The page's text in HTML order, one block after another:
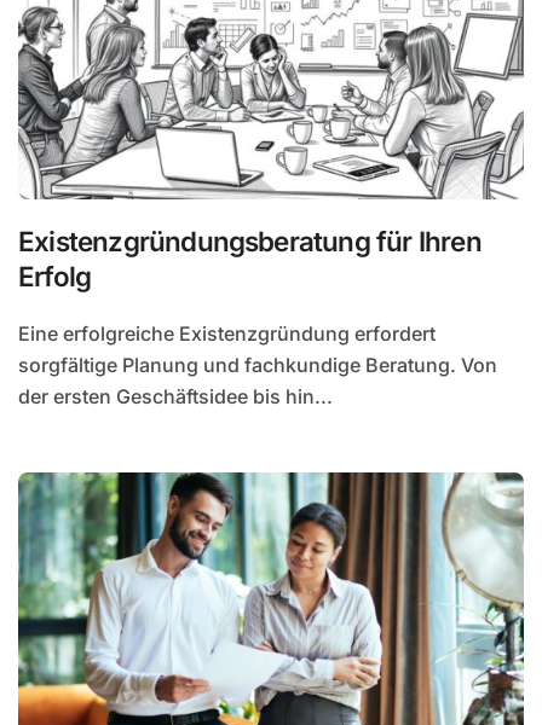
Existenzgründungsberatung für Ihren
Erfolg
Eine erfolgreiche Existenzgründung erfordert
sorgfältige Planung und fachkundige Beratung. Von
der ersten Geschäftsidee bis hin...